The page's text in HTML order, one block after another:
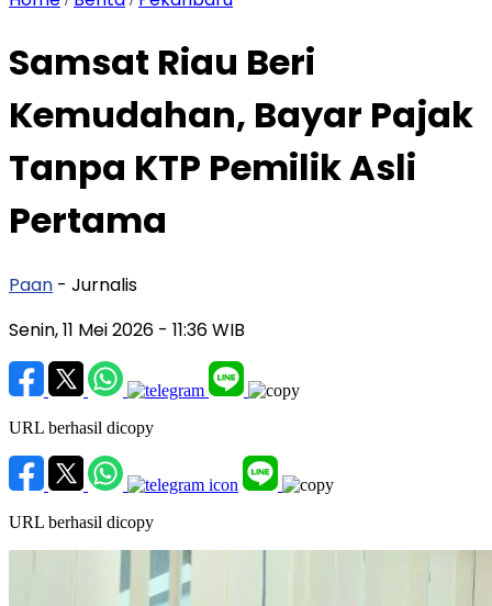
Samsat Riau Beri
Kemudahan, Bayar Pajak
Tanpa KTP Pemilik Asli
Pertama
Paan - Jurnalis
Senin, 11 Mei 2026 - 11:36 WIB
URL berhasil dicopy
URL berhasil dicopy